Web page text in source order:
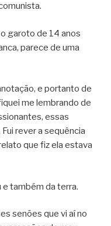
garoto de 14 anos
parece de uma
e portanto de
me lembrando de
essas
rever a sequência
que fiz ela estava
e também da terra.
senões que vi aí no